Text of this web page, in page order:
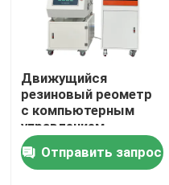
Универсальная
экологическая
Динамическая
Движущийся
резиновый реометр
с компьютерным
управлением,
соответствующий
стандарту ASTM
D5289
Отправить запрос